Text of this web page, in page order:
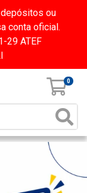
depósitos ou
conta oficial.
29 ATEF
0